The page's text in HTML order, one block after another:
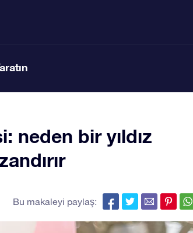
neden bir yıldız
Bu makaleyi paylaş: